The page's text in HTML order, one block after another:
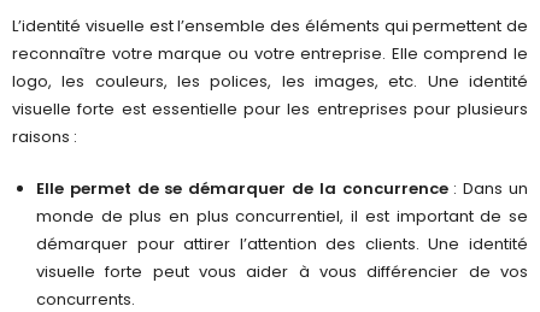
L’identité visuelle est l’ensemble des éléments qui permettent de
reconnaître votre marque ou votre entreprise. Elle comprend le
logo, les couleurs, les polices, les images, etc. Une identité
visuelle forte est essentielle pour les entreprises pour plusieurs
raisons :
Elle permet de se démarquer de la concurrence: Dans un
monde de plus en plus concurrentiel, il est important de se
démarquer pour attirer l’attention des clients. Une identité
visuelle forte peut vous aider à vous différencier de vos
concurrents.